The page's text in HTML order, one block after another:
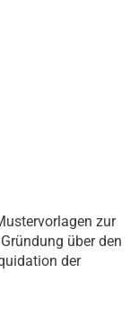
zur
über den
der